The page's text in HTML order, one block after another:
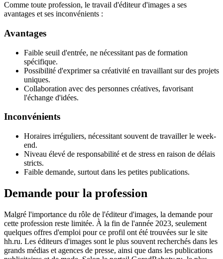
Comme toute profession, le travail d'éditeur d'images a ses
avantages et ses inconvénients :
Avantages
Faible seuil d'entrée, ne nécessitant pas de formation
spécifique.
Possibilité d'exprimer sa créativité en travaillant sur des projets
uniques.
Collaboration avec des personnes créatives, favorisant
l'échange d'idées.
Inconvénients
Horaires irréguliers, nécessitant souvent de travailler le week-
end.
Niveau élevé de responsabilité et de stress en raison de délais
stricts.
Faible demande, surtout dans les petites publications.
Demande pour la profession
Malgré l'importance du rôle de l'éditeur d'images, la demande pour
cette profession reste limitée. À la fin de l'année 2023, seulement
quelques offres d'emploi pour ce profil ont été trouvées sur le site
hh.ru. Les éditeurs d'images sont le plus souvent recherchés dans les
grands médias et agences de presse, ainsi que dans les publications